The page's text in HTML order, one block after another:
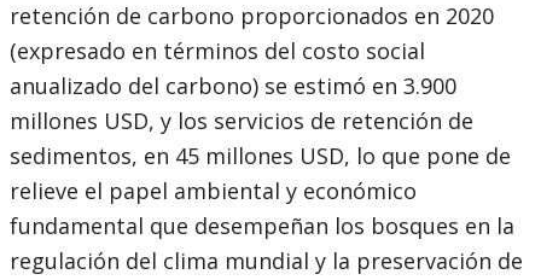
retención de carbono proporcionados en 2020
(expresado en términos del costo social
anualizado del carbono) se estimó en 3.900
millones USD, y los servicios de retención de
sedimentos, en 45 millones USD, lo que pone de
relieve el papel ambiental y económico
fundamental que desempeñan los bosques en la
regulación del clima mundial y la preservación de